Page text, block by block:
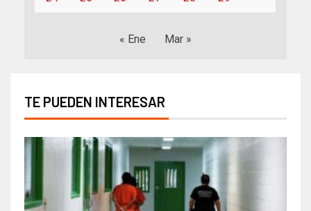
« Ene Mar »
TE PUEDEN INTERESAR